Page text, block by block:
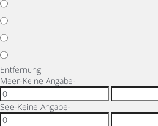
Entfernung
Meer-Keine Angabe-
See-Keine Angabe-